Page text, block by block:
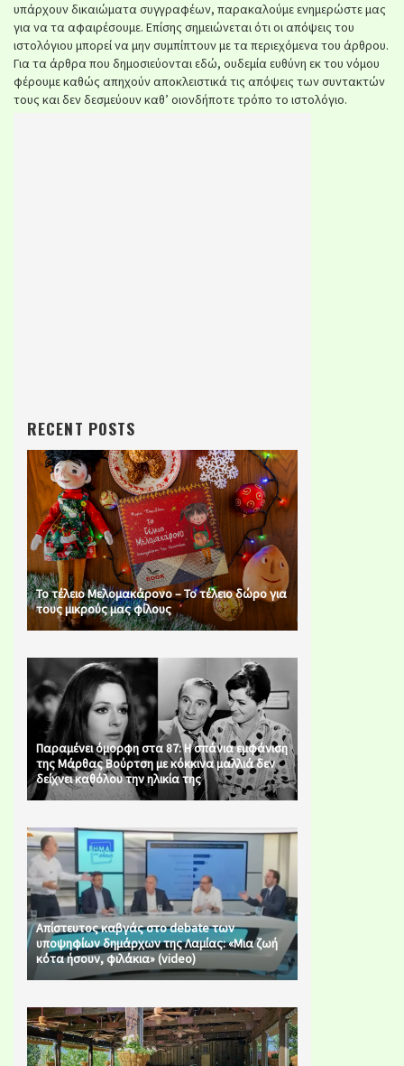
υπάρχουν δικαιώματα συγγραφέων, παρακαλούμε ενημερώστε μας
για να τα αφαιρέσουμε. Επίσης σημειώνεται ότι οι απόψεις του
ιστολόγιου μπορεί να μην συμπίπτουν με τα περιεχόμενα του άρθρου.
Για τα άρθρα που δημοσιεύονται εδώ, ουδεμία ευθύνη εκ του νόμου
φέρουμε καθώς απηχούν αποκλειστικά τις απόψεις των συντακτών
τους και δεν δεσμεύουν καθ’ οιονδήποτε τρόπο το ιστολόγιο.
RECENT POSTS
Το τέλειο Μελομακάρονο – Το τέλειο δώρο για
τους μικρούς μας φίλους
Παραμένει όμορφη στα 87: Η σπάνια εμφάνιση
της Μάρθας Βούρτση με κόκκινα μαλλιά δεν
δείχνει καθόλου την ηλικία της
Απίστευτος καβγάς στο debate των
υποψηφίων δημάρχων της Λαμίας: «Μια ζωή
κότα ήσουν, φιλάκια» (video)